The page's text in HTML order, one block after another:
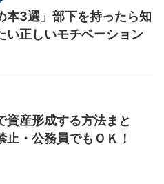
本3選」部下を持ったら知
い正しいモチベーション
資産形成する方法まと
止・公務員でもＯＫ！